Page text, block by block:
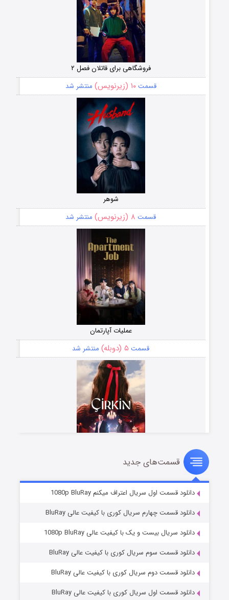
فروشگاهی برای قاتلان فصل ۲
قسمت۱۰ (زیرنویس) منتشر شد
شوهر
قسمت ۸ (زیرنویس) منتشر شد
عملیات آپارتمان
قسمت ۵ (دوبله) منتشر شد
سریال زشت
قسمت۲ (زیرنویس) منتشر شد
مردگان متحرک: شهر مرده ۳
قسمت‌های جدید
دانلود قسمت اول سریال اعتراف میکنم 1080p BluRay
دانلود قسمت چهارم سریال کوری با کیفیت عالی BluRay
دانلود سریال بیست و یک با کیفیت عالی 1080p BluRay
دانلود قسمت سوم سریال کوری با کیفیت عالی BluRay
دانلود قسمت دوم سریال کوری با کیفیت عالی BluRay
دانلود قسمت اول سریال کوری با کیفیت عالی BluRay